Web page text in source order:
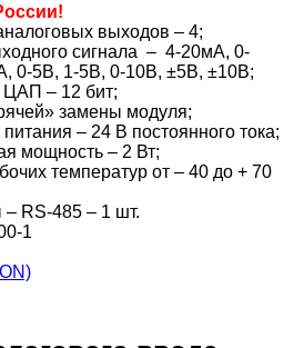
выходов – 4;
сигнала – 4-20мА, 0-
0-5В, 1-5В, 0-10В, ±5В, ±10В;
ЦАП – 12 бит;
замены модуля;
– 24 В постоянного тока;
мощность – 2 Вт;
температур от – 40 до + 70
RS-485 – 1 шт.
1